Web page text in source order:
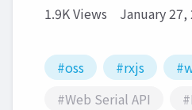
1.9K Views January 27,
#oss #rxjs
#Web Serial API